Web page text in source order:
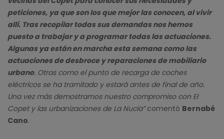
peticiones, ya que son los que mejor las conocen, al vivir
allí. Tras recopilar todas sus demandas nos hemos
puesto a trabajar y a programar todas las actuaciones.
Algunas ya están en marcha esta semana como las
actuaciones de desbroce y reparaciones de mobiliario
urbano. Otras como el punto de recarga de coches
eléctricos se ha tramitado y estará antes de final de año.
Una vez más demostramos nuestro compromiso con El
Copet y las urbanizaciones de La Nucía”comentó Bernabé
Cano.